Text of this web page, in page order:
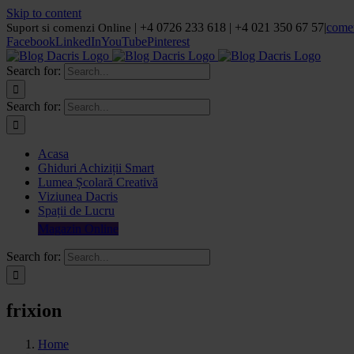
Skip to content
Suport si comenzi Online | +4 0726 233 618 | +4 021 350 67 57|
FacebookLinkedInYouTubePinterest
Search for:
Search for:
Acasa
Ghiduri Achiziții Smart
Lumea Școlară Creativă
Viziunea Dacris
Spații de Lucru
Magazin Online
Search for:
frixion
Home